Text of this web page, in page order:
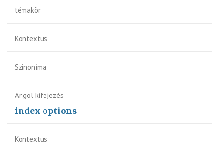
témakör
Kontextus
Szinoníma
Angol kifejezés
index options
Kontextus